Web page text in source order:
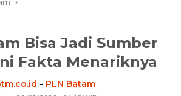
Bisa Jadi Sumber
Fakta Menariknya
- PLN Batam